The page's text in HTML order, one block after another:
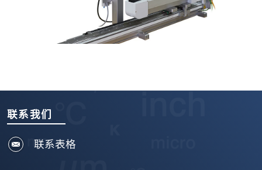
联系我们
联系表格